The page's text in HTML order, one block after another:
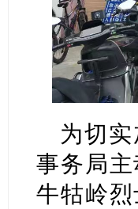
为切
事务局
牛牯岭